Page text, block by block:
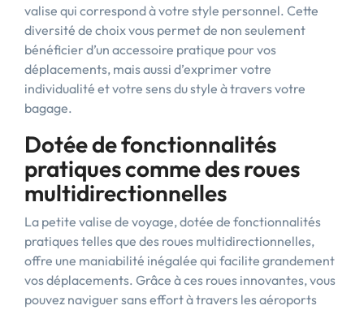
valise qui correspond à votre style personnel. Cette
diversité de choix vous permet de non seulement
bénéficier d’un accessoire pratique pour vos
déplacements, mais aussi d’exprimer votre
individualité et votre sens du style à travers votre
bagage.
Dotée de fonctionnalités
pratiques comme des roues
multidirectionnelles
La petite valise de voyage, dotée de fonctionnalités
pratiques telles que des roues multidirectionnelles,
offre une maniabilité inégalée qui facilite grandement
vos déplacements. Grâce à ces roues innovantes, vous
pouvez naviguer sans effort à travers les aéroports